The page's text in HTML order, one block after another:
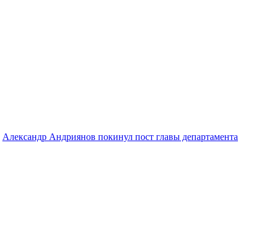
Александр Андриянов покинул пост главы департамента